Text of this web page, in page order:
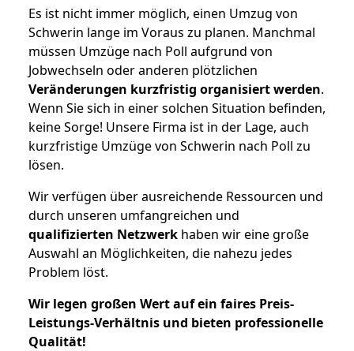
Es ist nicht immer möglich, einen Umzug von
Schwerin lange im Voraus zu planen. Manchmal
müssen Umzüge nach Poll aufgrund von
Jobwechseln oder anderen plötzlichen
Veränderungen kurzfristig organisiert werden.
Wenn Sie sich in einer solchen Situation befinden,
keine Sorge! Unsere Firma ist in der Lage, auch
kurzfristige Umzüge von Schwerin nach Poll zu
lösen.
Wir verfügen über ausreichende Ressourcen und
durch unseren umfangreichen und
qualifizierten Netzwerk haben wir eine große
Auswahl an Möglichkeiten, die nahezu jedes
Problem löst.
Wir legen großen Wert auf ein faires Preis-
Leistungs-Verhältnis und bieten professionelle
Qualität!